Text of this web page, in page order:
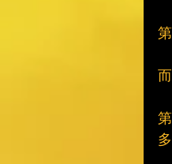
多